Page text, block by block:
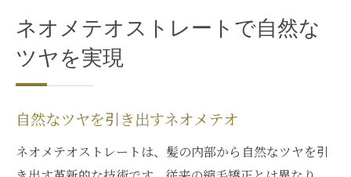
ネオメテオストレートで自然な
ツヤを実現
自然なツヤを引き出すネオメテオ
ネオメテオストレートは、髪の内部から自然なツヤを引